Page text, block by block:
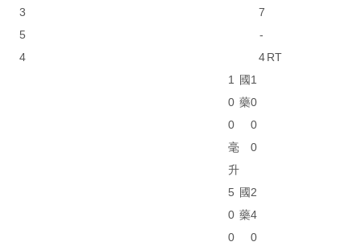
3
5
4
7
-
4RT
1
0
0
毫
升
國
藥
1
0
0
0
5
0
0
國
藥
2
4
0